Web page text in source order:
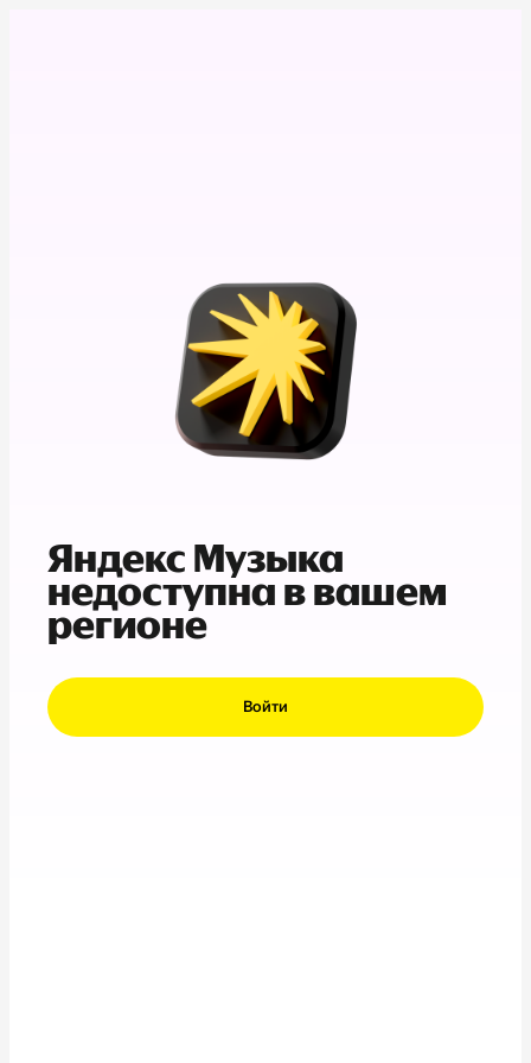
Яндекс Музыка
недоступна в вашем
регионе
Войти